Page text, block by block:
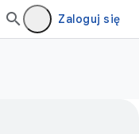
Zaloguj się